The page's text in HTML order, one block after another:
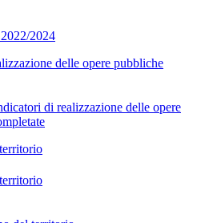
2024
delle opere pubbliche
di realizzazione delle opere